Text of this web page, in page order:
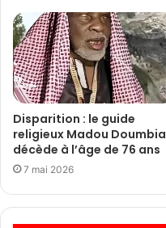
Disparition : le guide
religieux Madou Doumbia
décède à l’âge de 76 ans
7 mai 2026